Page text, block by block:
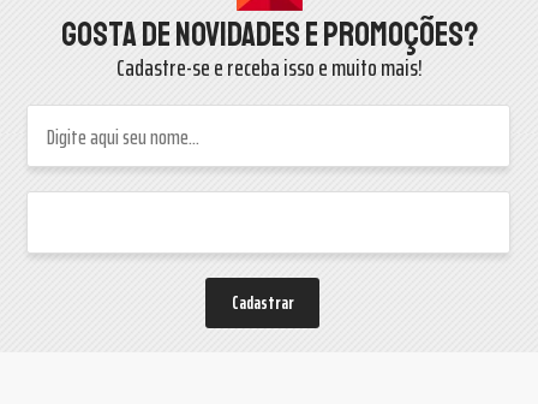
Gosta de novidades e promoções?
Cadastre-se e receba isso e muito mais!
Cadastrar